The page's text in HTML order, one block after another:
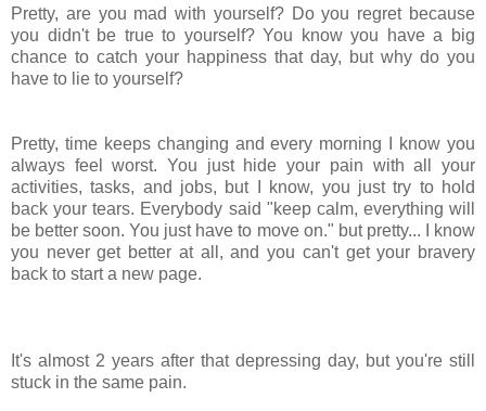
Pretty, are you mad with yourself? Do you regret because
you didn't be true to yourself? You know you have a big
chance to catch your happiness that day, but why do you
have to lie to yourself?
Pretty, time keeps changing and every morning I know you
always feel worst. You just hide your pain with all your
activities, tasks, and jobs, but I know, you just try to hold
back your tears. Everybody said "keep calm, everything will
be better soon. You just have to move on." but pretty... I know
you never get better at all, and you can't get your bravery
back to start a new page.
It's almost 2 years after that depressing day, but you're still
stuck in the same pain.